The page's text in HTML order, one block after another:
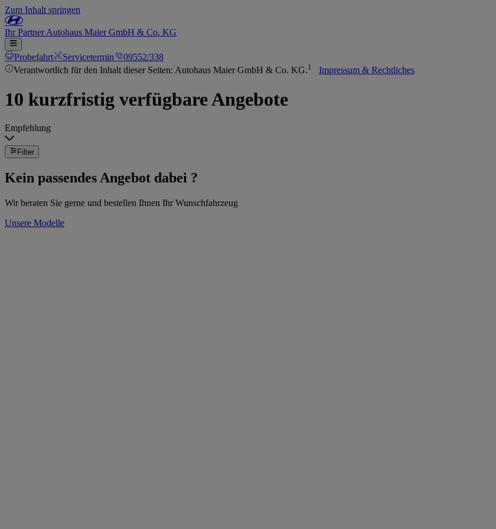
Zum Inhalt springen
IhrPartnerAutohaus Maier GmbH & Co. KG
Probefahrt Servicetermin
09552/338
Verantwortlich für den Inhalt dieser Seiten: Autohaus Maier GmbH & Co. KG.1 Impressum & Rechtliches
10 kurzfristig verfügbare Angebote
Empfehlung
Filter
Kein passendes Angebot dabei ?
Wir beraten Sie gerne und bestellen Ihnen Ihr Wunschfahrzeug
Unsere Modelle